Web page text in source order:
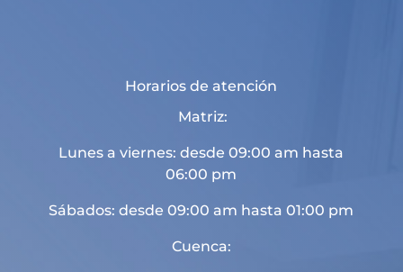
Horarios de atención
Matriz:
Lunes a viernes: desde 09:00 am hasta
06:00 pm
Sábados: desde 09:00 am hasta 01:00 pm
Cuenca: